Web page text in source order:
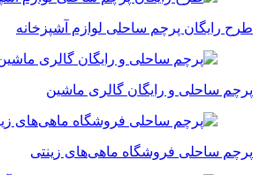
طرح رایگان پرچم ساحلی لوازم آشپزخانه
پرچم ساحلی و رایگان گالری ماشین
پرچم ساحلی فروشگاه ماهی‌های زینتی